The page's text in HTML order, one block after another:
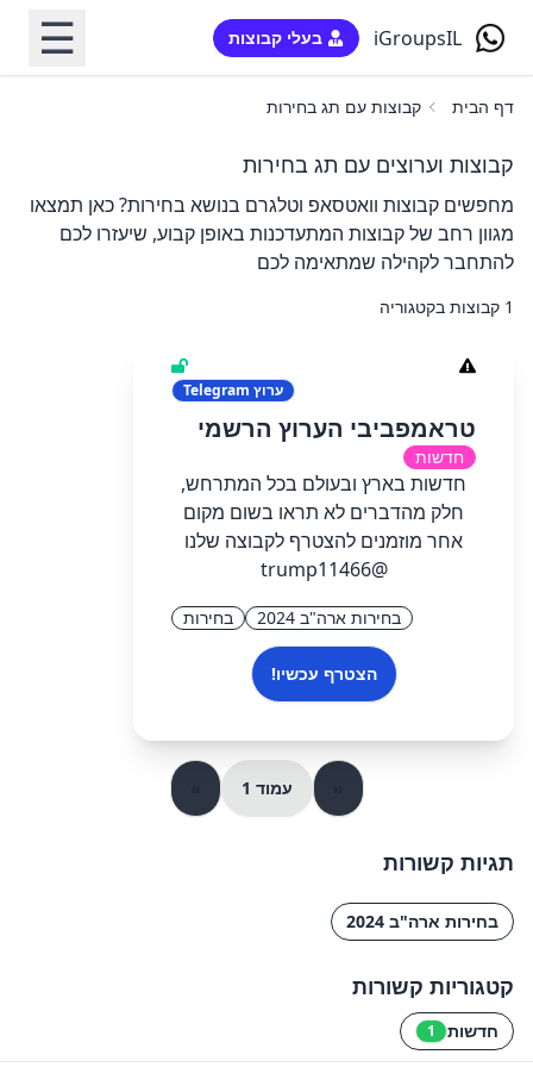
iGroupsIL בעלי קבוצות ☰
דף הבית קבוצות עם תג בחירות
קבוצות וערוצים עם תג בחירות
מחפשים קבוצות וואטסאפ וטלגרם בנושא בחירות? כאן תמצאו
מגוון רחב של קבוצות המתעדכנות באופן קבוע, שיעזרו לכם
להתחבר לקהילה שמתאימה לכם
1 קבוצות בקטגוריה
ערוץ
טראמפביבי הערוץ הרשמי
חדשות
חדשות בארץ ובעולם בכל המתרחש,
חלק מהדברים לא תראו בשום מקום
אחר מוזמנים להצטרף לקבוצה שלנו
@trump11466
בחירות ארה"ב 2024 בחירות
הצטרף עכשיו!
עמוד 1
תגיות קשורות
בחירות ארה"ב 2024
קטגוריות קשורות
חדשות 1